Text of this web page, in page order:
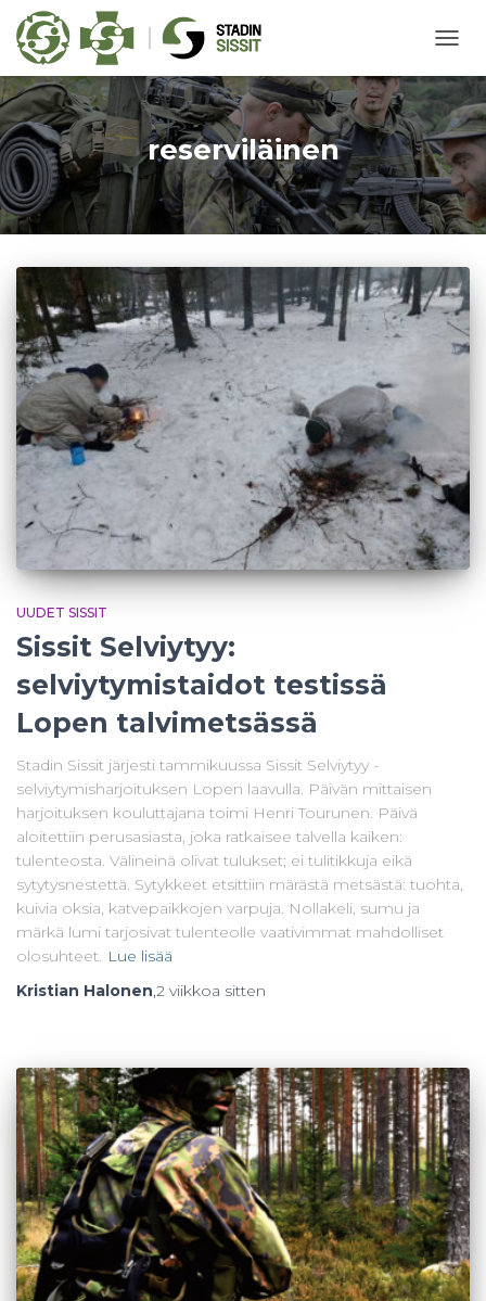
reserviläinen
UUDET SISSIT
Sissit Selviytyy:
selviytymistaidot testissä
Lopen talvimetsässä
Stadin Sissit järjesti tammikuussa Sissit Selviytyy -
selviytymisharjoituksen Lopen laavulla. Päivän mittaisen
harjoituksen kouluttajana toimi Henri Tourunen. Päivä
aloitettiin perusasiasta, joka ratkaisee talvella kaiken:
tulenteosta. Välineinä olivat tulukset; ei tulitikkuja eikä
sytytysnestettä. Sytykkeet etsittiin märästä metsästä: tuohta,
kuivia oksia, katvepaikkojen varpuja. Nollakeli, sumu ja
märkä lumi tarjosivat tulenteolle vaativimmat mahdolliset
olosuhteet. Lue lisää
Kristian Halonen,2 viikkoa sitten